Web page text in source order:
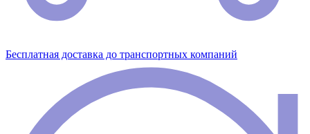
Бесплатная доставка до транспортных компаний